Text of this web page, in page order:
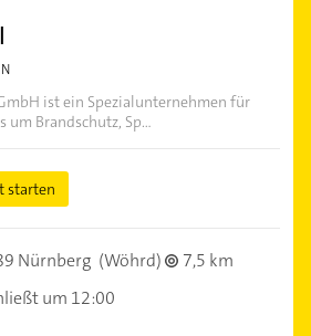
ist ein Spezialunternehmen für
um Brandschutz, Sp...
starten
Nürnberg (Wöhrd)
7,5 km
um 12:00